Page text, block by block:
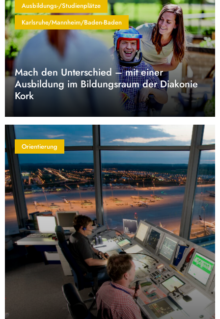
Ausbildungs-/Studienplätze
Karlsruhe/Mannheim/Baden-Baden
Mach den Unterschied – mit einer
Ausbildung im Bildungsraum der Diakonie
Kork
Orientierung